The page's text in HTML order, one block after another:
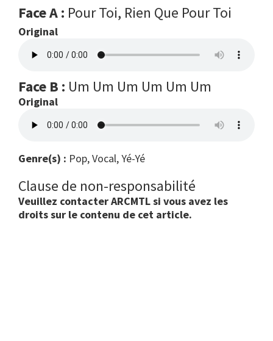
Face A : Pour Toi, Rien Que Pour Toi
Original
Face B : Um Um Um Um Um Um
Original
Genre(s) : Pop, Vocal, Yé-Yé
Clause de non-responsabilité
Veuillez contacter ARCMTL si vous avez les
droits sur le contenu de cet article.